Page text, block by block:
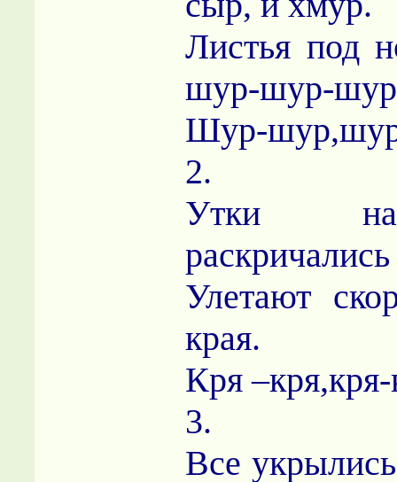
Листья под
шур-шур-
Шур-
2.
Утки
раскричались
Улетают
края.
Кря
3.
Все